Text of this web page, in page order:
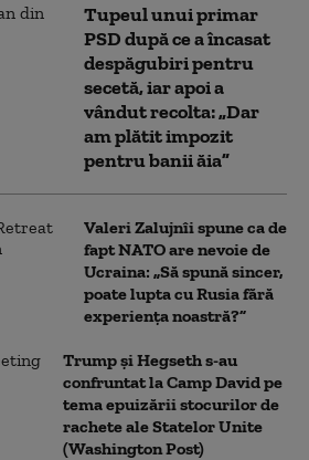
Tupeul unui primar
PSD după ce a încasat
despăgubiri pentru
secetă, iar apoi a
vândut recolta: „Dar
am plătit impozit
pentru banii ăia”
Valeri Zalujnîi spune ca de
fapt NATO are nevoie de
Ucraina: „Să spună sincer,
poate lupta cu Rusia fără
experiența noastră?”
Trump şi Hegseth s-au
confruntat la Camp David pe
tema epuizării stocurilor de
rachete ale Statelor Unite
(Washington Post)